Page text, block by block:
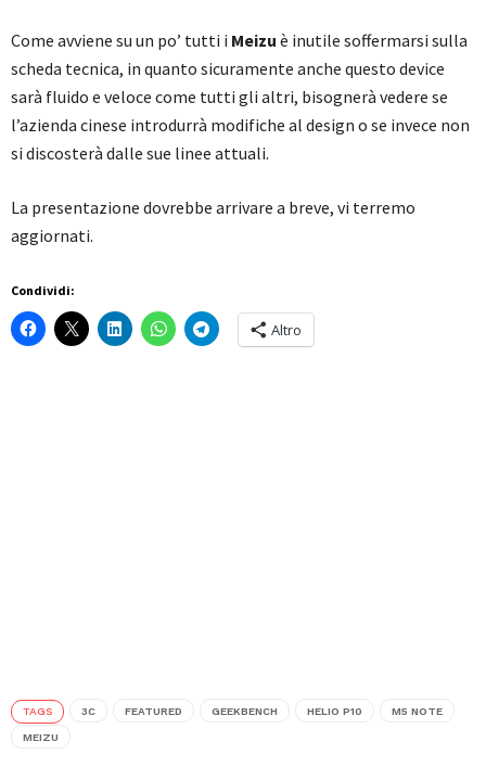
Come avviene su un po’ tutti i Meizu è inutile soffermarsi sulla
scheda tecnica, in quanto sicuramente anche questo device
sarà fluido e veloce come tutti gli altri, bisognerà vedere se
l’azienda cinese introdurrà modifiche al design o se invece non
si discosterà dalle sue linee attuali.
La presentazione dovrebbe arrivare a breve, vi terremo
aggiornati.
Condividi:
Altro
TAGS 3C FEATURED GEEKBENCH HELIO P10 M5 NOTE
MEIZU